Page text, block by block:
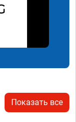
Показать все